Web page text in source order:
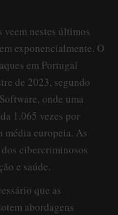
veem nestes últimos
exponencialmente. O
em Portugal
de 2023, segundo
onde uma
1.065 vezes por
média europeia. As
cibercriminosos
e saúde.
que as
abordagens